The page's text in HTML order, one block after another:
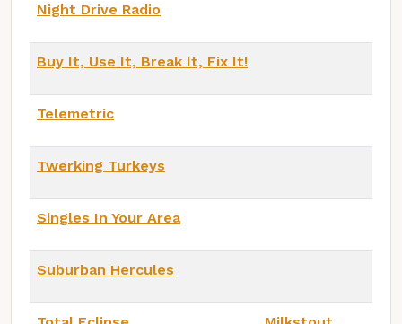
Night Drive Radio
Buy It, Use It, Break It, Fix It!
Telemetric
Twerking Turkeys
Singles In Your Area
Suburban Hercules